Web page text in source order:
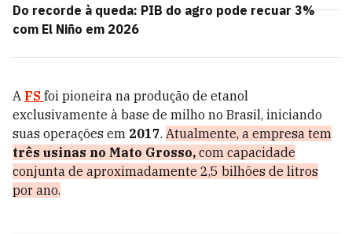
Do recorde à queda: PIB do agro pode recuar 3%
com El Niño em 2026
A FS foi pioneira na produção de etanol
exclusivamente à base de milho no Brasil, iniciando
suas operações em 2017. Atualmente, a empresa tem
três usinas no Mato Grosso, com capacidade
conjunta de aproximadamente 2,5 bilhões de litros
por ano.